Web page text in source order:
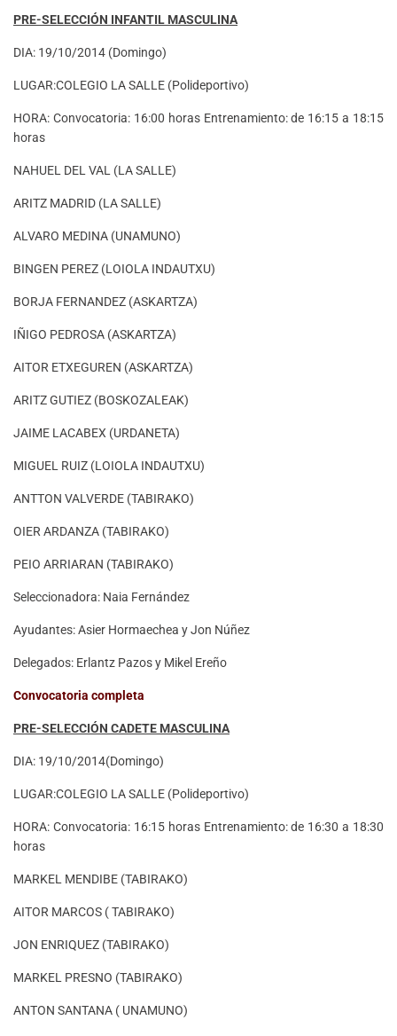
PRE-SELECCIÓN INFANTIL MASCULINA
DIA: 19/10/2014 (Domingo)
LUGAR:COLEGIO LA SALLE (Polideportivo)
HORA: Convocatoria: 16:00 horas Entrenamiento: de 16:15 a 18:15
horas
NAHUEL DEL VAL (LA SALLE)
ARITZ MADRID (LA SALLE)
ALVARO MEDINA (UNAMUNO)
BINGEN PEREZ (LOIOLA INDAUTXU)
BORJA FERNANDEZ (ASKARTZA)
IÑIGO PEDROSA (ASKARTZA)
AITOR ETXEGUREN (ASKARTZA)
ARITZ GUTIEZ (BOSKOZALEAK)
JAIME LACABEX (URDANETA)
MIGUEL RUIZ (LOIOLA INDAUTXU)
ANTTON VALVERDE (TABIRAKO)
OIER ARDANZA (TABIRAKO)
PEIO ARRIARAN (TABIRAKO)
Seleccionadora: Naia Fernández
Ayudantes: Asier Hormaechea y Jon Núñez
Delegados: Erlantz Pazos y Mikel Ereño
Convocatoria completa
PRE-SELECCIÓN CADETE MASCULINA
DIA: 19/10/2014(Domingo)
LUGAR:COLEGIO LA SALLE (Polideportivo)
HORA: Convocatoria: 16:15 horas Entrenamiento: de 16:30 a 18:30
horas
MARKEL MENDIBE (TABIRAKO)
AITOR MARCOS ( TABIRAKO)
JON ENRIQUEZ (TABIRAKO)
MARKEL PRESNO (TABIRAKO)
ANTON SANTANA ( UNAMUNO)